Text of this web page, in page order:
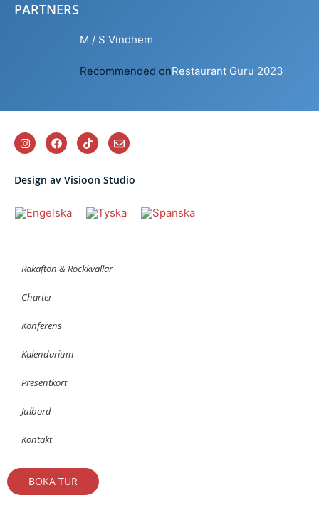
PARTNERS
M / S Vindhem
Recommended onRestaurant Guru 2023
Design av Visioon Studio
Räkafton & Rockkvällar
Charter
Konferens
Kalendarium
Presentkort
Julbord
Kontakt
BOKA TUR